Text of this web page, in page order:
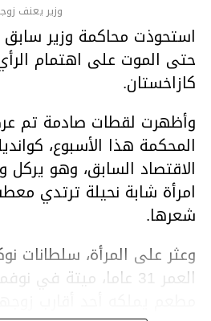
وزير يعنف
استحوذت محاكمة وزير
حتى الموت على اهتمام
كازاخستان.
وأظهرت لقطات صادمة تم
المحكمة هذا الأسبوع،
الاقتصاد السابق، وهو
امرأة شابة نحيلة ترتدي
شعرها.
وعثر على المرأة، سلطانات
العمر 31 عاما، ميتة في